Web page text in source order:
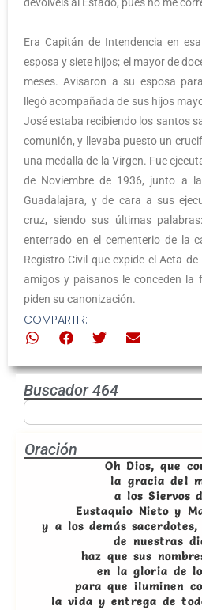
Era Capitán de Intendencia en
esposa y siete hijos; el mayor de
meses. Avisaron a su esposa
llegó acompañada de sus hijos
José estaba recibiendo los santos
comunión, y llevaba puesto un
una medalla de la Virgen. Fue
de Noviembre de 1936, junto a
Guadalajara, y de cara a sus
cruz, siendo sus últimas
enterrado en el cementerio de la
Registro Civil que expide el Acta
amigos y paisanos le conceden
piden su canonización.
COMPARTIR:
Buscador 464
Oración
Oh Dios, que
la gracia del
a los Siervos
Eustaquio Nieto y
y a los demás
de nuestras
haz que sus
en la gloria de
para que iluminen
la vida y entrega de